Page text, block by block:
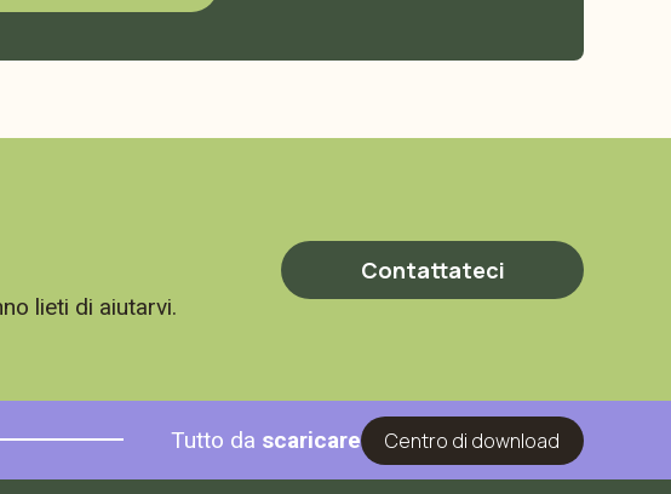
lieti di aiutarvi.
Contattateci
Tutto da scaricare Centro di download